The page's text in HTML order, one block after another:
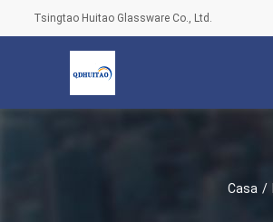
Tsingtao Huitao Glassware Co., Ltd.
Casa /